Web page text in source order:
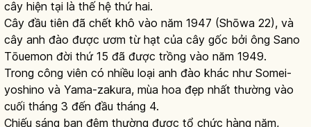
cây hiện tại là thế hệ thứ hai.
Cây đầu tiên đã chết khô vào năm 1947 (Shōwa 22), và
cây anh đào được ươm từ hạt của cây gốc bởi ông Sano
Tōuemon đời thứ 15 đã được trồng vào năm 1949.
Trong công viên có nhiều loại anh đào khác như Somei-
yoshino và Yama-zakura, mùa hoa đẹp nhất thường vào
cuối tháng 3 đến đầu tháng 4.
Chiếu sáng ban đêm thường được tổ chức hàng năm,